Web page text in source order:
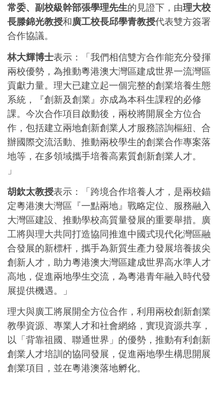
常委、副校級幹部張學理先生的見證下，由理大校
長滕錦光教授和廣工校長邱學青教授代表雙方簽署
合作協議。
林大輝博士表示：「我們相信雙方合作能充分發揮
兩校優勢，為推動粵港澳大灣區建成世界一流灣區
貢獻力量。理大已建立起一個完整的創業培養生態
系統，『創新及創業』亦成為本科生課程的必修
課。今次合作項目啟動後，兩校將開展全方位合
作，包括建立兩地創新創業人才服務諮詢樞紐、合
辦國際交流活動、推動兩校學生的創業合作專案落
地等，在多領域攜手培養高素質創新創業人才。
」
胡欽太教授表示：「跨境合作培養人才，是兩校錨
定粵港澳大灣區『一點兩地』戰略定位、服務融入
大灣區建設、推動學校高質量發展的重要舉措。廣
工將與理大共同打造協同推進中國式現代化灣區融
合發展的新標杆，攜手為新質生產力發展培養拔尖
創新人才，助力粵港澳大灣區建成世界高水準人才
高地，促進兩地學生交流，為粵港青年融入時代發
展提供機遇。」
理大與廣工將展開全方位合作，利用兩校創新創業
教學資源、專業人才和社會網絡，實現資源共享，
以「背靠祖國、聯通世界」的優勢，推動有利創新
創業人才培訓的協同發展，促進兩地學生構思開展
創業項目，並在粵港澳落地孵化。